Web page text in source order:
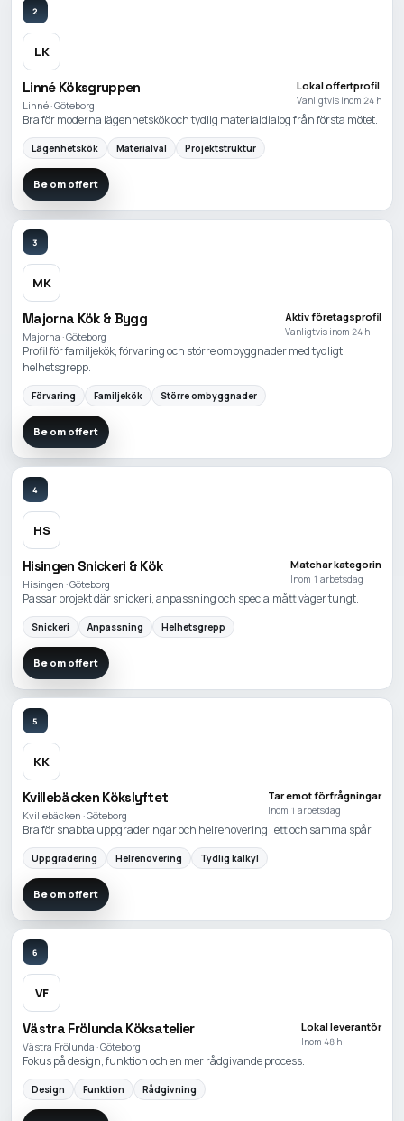
2
LK
Linné Köksgruppen
Linné · Göteborg
Lokal offertprofil
Vanligtvis inom 24 h
Bra för moderna lägenhetskök och tydlig materialdialog från första mötet.
Lägenhetskök Materialval Projektstruktur
Be om offert
3
MK
Majorna Kök & Bygg
Majorna · Göteborg
Aktiv företagsprofil
Vanligtvis inom 24 h
Profil för familjekök, förvaring och större ombyggnader med tydligt
helhetsgrepp.
Förvaring Familjekök Större ombyggnader
Be om offert
4
HS
Hisingen Snickeri & Kök
Hisingen · Göteborg
Matchar kategorin
Inom 1 arbetsdag
Passar projekt där snickeri, anpassning och specialmått väger tungt.
Snickeri Anpassning Helhetsgrepp
Be om offert
5
KK
Kvillebäcken Kökslyftet
Kvillebäcken · Göteborg
Tar emot förfrågningar
Inom 1 arbetsdag
Bra för snabba uppgraderingar och helrenovering i ett och samma spår.
Uppgradering Helrenovering Tydlig kalkyl
Be om offert
6
VF
Västra Frölunda Köksatelier
Västra Frölunda · Göteborg
Lokal leverantör
Inom 48 h
Fokus på design, funktion och en mer rådgivande process.
Design Funktion Rådgivning